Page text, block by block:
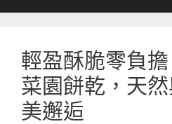
輕盈酥脆零負
菜園餅乾，天
美邂逅